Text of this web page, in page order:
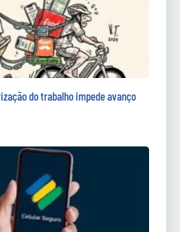
do trabalho impede avanço